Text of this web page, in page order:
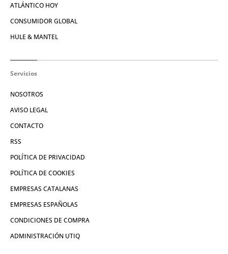
ATLÁNTICO HOY
CONSUMIDOR GLOBAL
HULE & MANTEL
Servicios
NOSOTROS
AVISO LEGAL
CONTACTO
RSS
POLÍTICA DE PRIVACIDAD
POLÍTICA DE COOKIES
EMPRESAS CATALANAS
EMPRESAS ESPAÑOLAS
CONDICIONES DE COMPRA
ADMINISTRACIÓN UTIQ